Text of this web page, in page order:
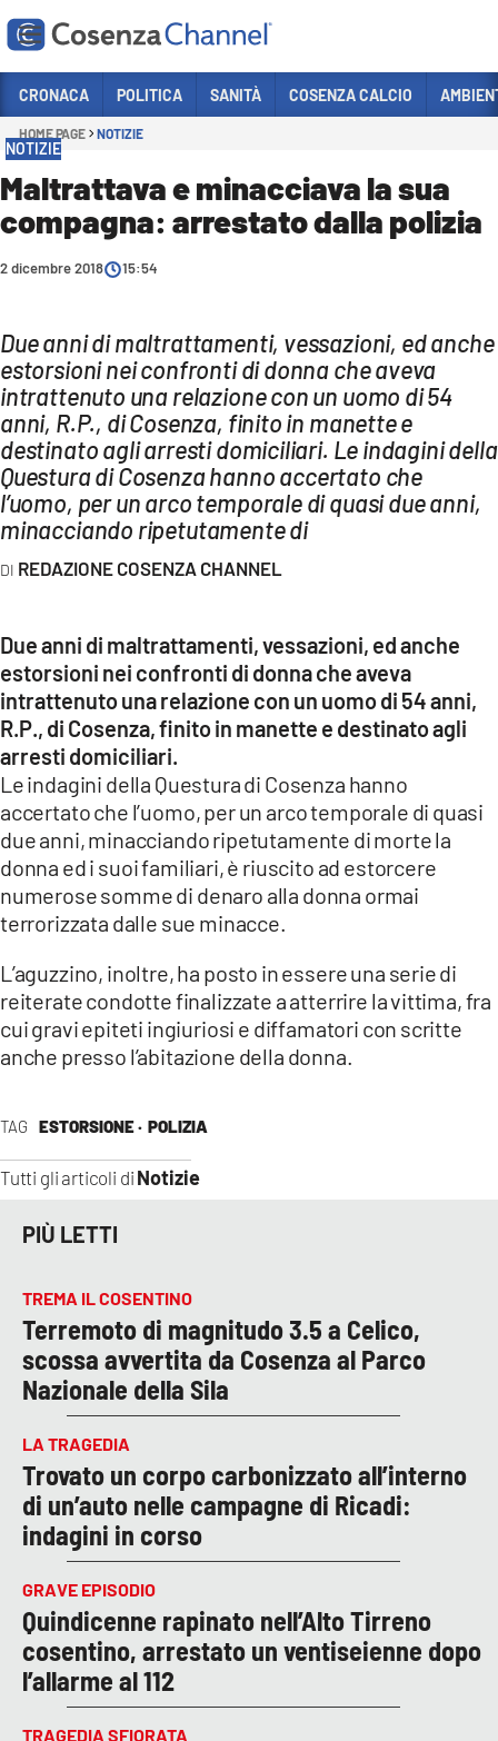
Sezioni
POLITICA
ITALIA MONDO
SANITÀ
SPORT
CULTURA
AMBIENTE
Streaming
LAC NETWORK
LAC ONAIR
LaC
Network
LACPLAY.IT
LACTV.IT
LACONAIR.IT
LACITYMAG.IT
COSENZACHANNEL.IT
ILVIBONESE.IT
LACAPITALENEWS.IT
App
ANDROID
CRONACA POLITICA SANITÀ COSENZA CALCIO
HOME PAGE NOTIZIE
NOTIZIE
Maltrattava e minacciava la sua
compagna: arrestato dalla polizia
2 dicembre 2018 15:54
Due anni di maltrattamenti, vessazioni, ed anche
estorsioni nei confronti di donna che aveva
intrattenuto una relazione con un uomo di 54
anni, R.P., di Cosenza, finito in manette e
destinato agli arresti domiciliari. Le indagini della
Questura di Cosenza hanno accertato che
l’uomo, per un arco temporale di quasi due anni,
minacciando ripetutamente di
REDAZIONE COSENZA CHANNEL
TAG ESTORSIONE · POLIZIA
Tutti gli articoli di Notizie
Due anni di maltrattamenti, vessazioni, ed anche
estorsioni nei confronti di donna che aveva
intrattenuto una relazione con un uomo di 54 anni,
R.P., di Cosenza, finito in manette e destinato agli
arresti domiciliari.
Le indagini della Questura di Cosenza hanno
accertato che l’uomo, per un arco temporale di quasi
due anni, minacciando ripetutamente di morte la
donna ed i suoi familiari, è riuscito ad estorcere
numerose somme di denaro alla donna ormai
terrorizzata dalle sue minacce.
L’aguzzino, inoltre, ha posto in essere una serie di
reiterate condotte finalizzate a atterrire la vittima, fra
cui gravi epiteti ingiuriosi e diffamatori con scritte
anche presso l’abitazione della donna.
PIÙ LETTI
TREMA IL COSENTINO
Terremoto di magnitudo 3.5 a Celico,
scossa avvertita da Cosenza al Parco
Nazionale della Sila
LA TRAGEDIA
Trovato un corpo carbonizzato all’interno
di un’auto nelle campagne di Ricadi:
indagini in corso
GRAVE EPISODIO
Quindicenne rapinato nell’Alto Tirreno
cosentino, arrestato un ventiseienne dopo
l’allarme al 112
TRAGEDIA SFIORATA